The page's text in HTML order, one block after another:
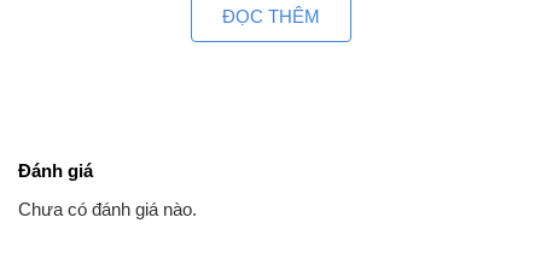
ĐỌC THÊM
Đánh giá
Chưa có đánh giá nào.